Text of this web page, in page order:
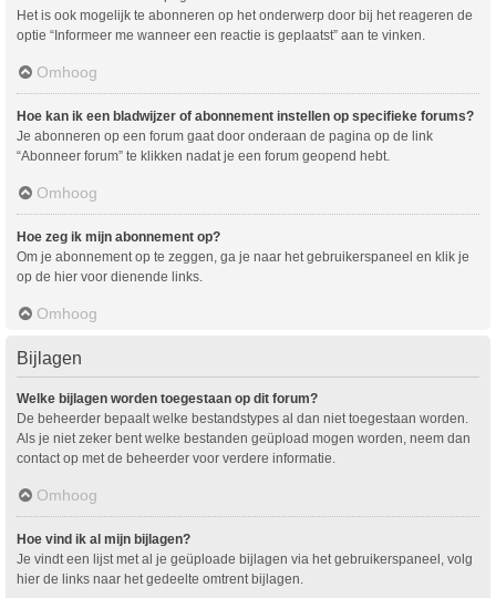
Het is ook mogelijk te abonneren op het onderwerp door bij het reageren de
optie “Informeer me wanneer een reactie is geplaatst” aan te vinken.
Omhoog
Hoe kan ik een bladwijzer of abonnement instellen op specifieke forums?
Je abonneren op een forum gaat door onderaan de pagina op de link
“Abonneer forum” te klikken nadat je een forum geopend hebt.
Omhoog
Hoe zeg ik mijn abonnement op?
Om je abonnement op te zeggen, ga je naar het gebruikerspaneel en klik je
op de hier voor dienende links.
Omhoog
Bijlagen
Welke bijlagen worden toegestaan op dit forum?
De beheerder bepaalt welke bestandstypes al dan niet toegestaan worden.
Als je niet zeker bent welke bestanden geüpload mogen worden, neem dan
contact op met de beheerder voor verdere informatie.
Omhoog
Hoe vind ik al mijn bijlagen?
Je vindt een lijst met al je geüploade bijlagen via het gebruikerspaneel, volg
hier de links naar het gedeelte omtrent bijlagen.